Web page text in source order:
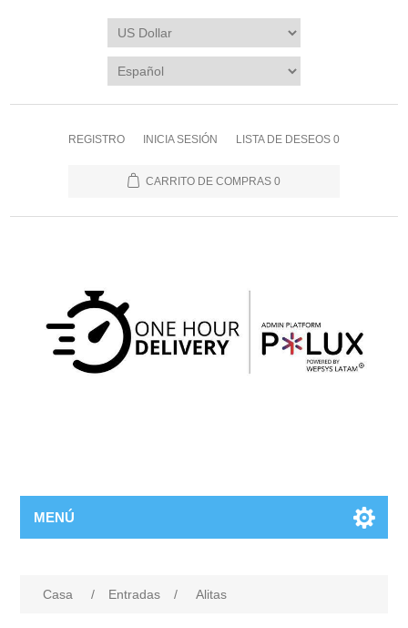
REGISTRO INICIA SESIÓN LISTA DE DESEOS 0
CARRITO DE COMPRAS 0
MENÚ
Casa / Entradas / Alitas